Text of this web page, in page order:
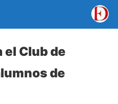
el Club de
de